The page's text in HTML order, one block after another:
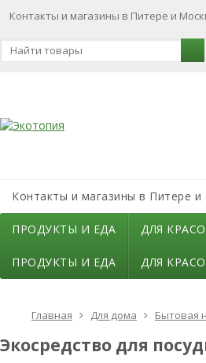
Контакты и магазины в Питере и
Контакты и магазины в Питере и
ПРОДУКТЫ И ЕДА ДЛЯ
ПРОДУКТЫ И ЕДА ДЛЯ
Главная Для дома Бытовая
Экосредство для